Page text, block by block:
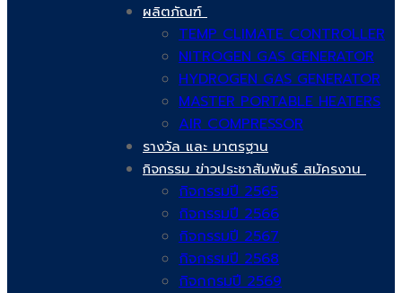
ผลิตภัณฑ์
TEMP CLIMATE CONTROLLER
NITROGEN GAS GENERATOR
HYDROGEN GAS GENERATOR
MASTER PORTABLE HEATERS
AIR COMPRESSOR
รางวัล และ มาตรฐาน
กิจกรรม ข่าวประชาสัมพันธ์ สมัครงาน
กิจกรรมปี 2565
กิจกรรมปี 2566
กิจกรรมปี 2567
กิจกรรมปี 2568
กิจกกรมปี 2569